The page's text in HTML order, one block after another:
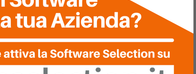
trasforma i tuoi dati in insight
in tempo reale.
Azure®
reale